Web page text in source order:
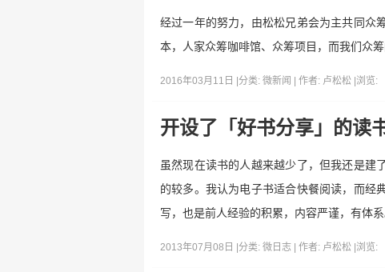
经过一年的努力，由松松兄弟会为主共同众
本，人家众筹咖啡馆、众筹项目，而我们众筹
2016年03月11日 | 分类: 微新闻 | 作者: 卢松松 浏览:
开设了「好书分享」的读
虽然现在读书的人越来越少了，但我还是建
的较多。我认为电子书适合快餐阅读，而经
写，也是前人经验的积累，内容严谨，有体系
2013年07月08日 | 分类: 微日志 | 作者: 卢松松 浏览: